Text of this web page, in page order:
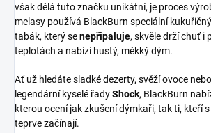
však dělá tuto značku unikátní, je proces
melasy používá BlackBurn speciální
tabák, který senepřipaluje, skvěle drží chuť i
teplotách a nabízí hustý, měkký dým.
Ať už hledáte sladké dezerty, svěží ovoce
legendární kyselé řadyShock, BlackBurn
kterou ocení jak zkušení dýmkaři, tak ti, kteří
teprve začínají.